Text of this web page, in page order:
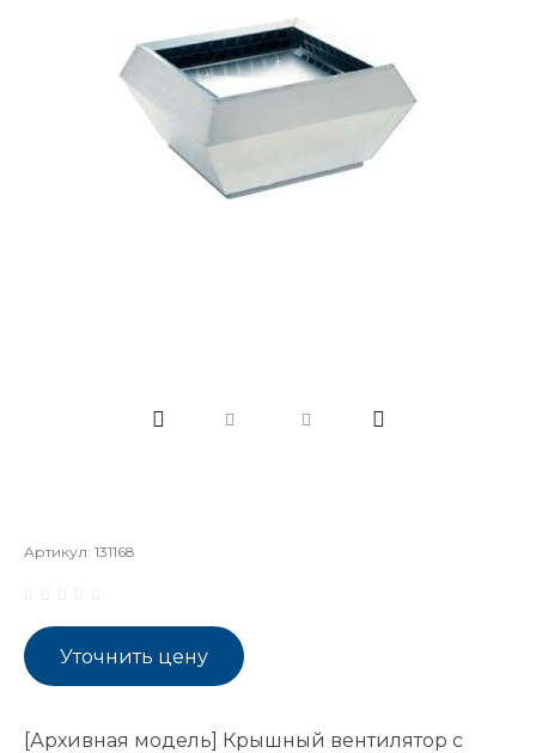
Артикул: 131168
Уточнить цену
[Архивная модель] Крышный вентилятор с